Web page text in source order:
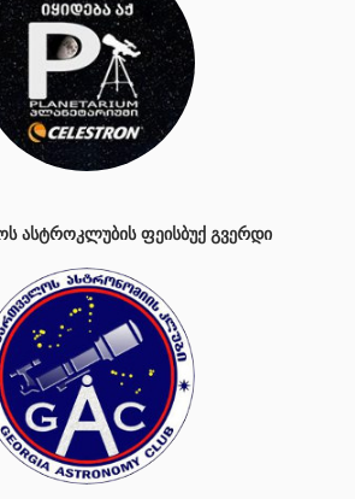
ᲐᲡᲢᲠᲝᲙᲚᲣᲑᲘᲡ ᲤᲔᲘᲡᲑᲣᲥ ᲒᲕᲔᲠᲓᲘ